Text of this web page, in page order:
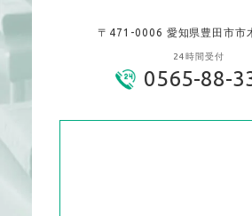
〒471-0006 愛知県豊田市市
24時間受付
0565-88-